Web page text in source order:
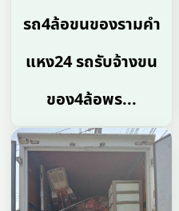
รถ4ล้อขนของรามคํา
แหง24 รถรับจ้างขน
ของ4ล้อพร...